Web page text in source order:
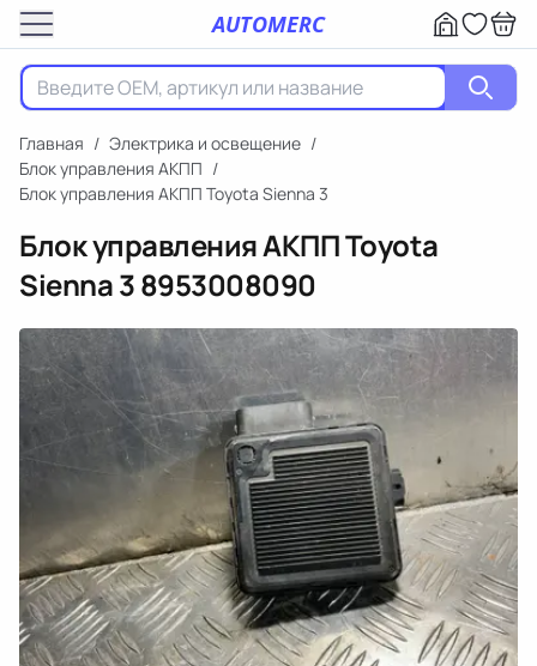
AUTOMERC
Главная / Электрика и освещение /
Блок управления АКПП /
Блок управления АКПП Toyota Sienna 3
Блок управления АКПП Toyota
Sienna 38953008090